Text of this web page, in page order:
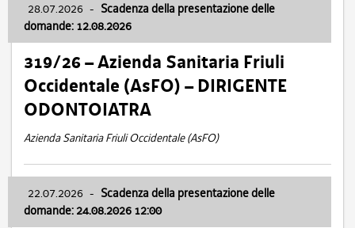
28.07.2026 - Scadenza della presentazione delle
domande: 12.08.2026
319/26 – Azienda Sanitaria Friuli
Occidentale (AsFO) – DIRIGENTE
ODONTOIATRA
Azienda Sanitaria Friuli Occidentale (AsFO)
22.07.2026 - Scadenza della presentazione delle
domande: 24.08.2026 12:00